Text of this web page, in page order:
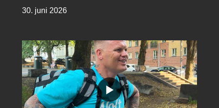
30. juni 2026